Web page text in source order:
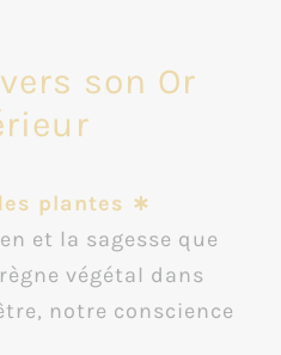
son Or
plantes ∗
et la sagesse que
végétal dans
notre conscience